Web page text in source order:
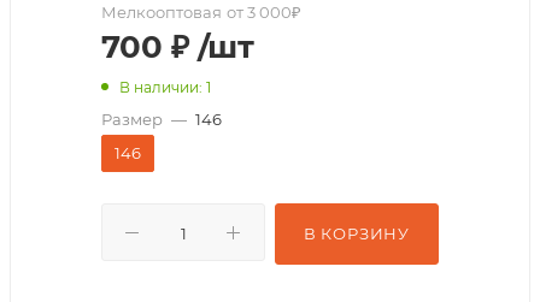
Мелкооптовая от 3 000₽
700 ₽ /шт
В наличии: 1
Размер — 146
146
В КОРЗИНУ